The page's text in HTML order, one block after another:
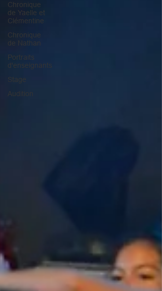
Chronique
de Yaelle et
Clémentine
Chronique
de Nathan
Portraits
d'enseignants
Stage
Audition